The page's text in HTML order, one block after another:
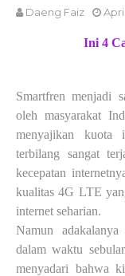
Daeng Faiz
Ini 4
Smartfren menjadi
oleh masyarakat
menyajikan kuota
terbilang sangat
kecepatan
kualitas 4G LTE
internet seharian.
Namun
dalam waktu
menyadari bahwa